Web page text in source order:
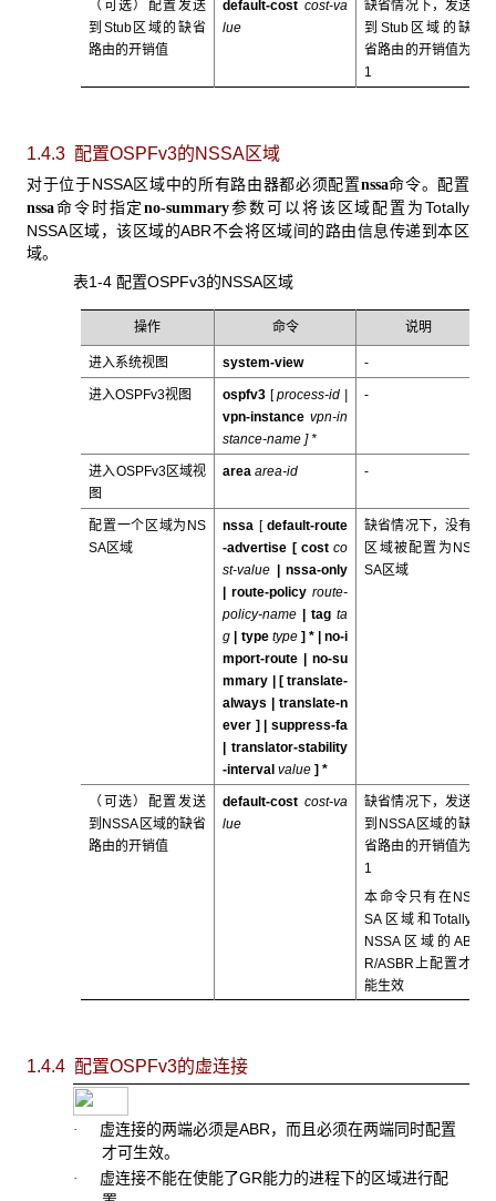
（可选）配置发送
到Stub区域的缺省
路由的开销值
default-cost cost-va
lue
缺省情况下，发送
到Stub区域的缺
省路由的开销值为
1
1.4.3 配置OSPFv3的NSSA区域
对于位于NSSA区域中的所有路由器都必须配置nssa命令。配置
nssa命令时指定no-summary参数可以将该区域配置为Totally
NSSA区域，该区域的ABR不会将区域间的路由信息传递到本区
域。
表1-4 配置OSPFv3的NSSA区域
操作 命令 说明
进入系统视图 system-view -
进入OSPFv3视图 ospfv3 [process-id |
vpn-instance vpn-in
stance-name] *
-
进入OSPFv3区域视
图
area area-id -
配置一个区域为NS
SA区域
nssa [default-route
-advertise [ cost co
st-value
nssa-only
|route-policy route-
policy-name |tag ta
g
type type] *
no-i
mport-route
no-su
mmary | [ translate-
always
translate-n
ever ] | suppress-fa
translator-stability
-intervalvalue] *
缺省情况下，没有
区域被配置为NS
SA区域
（可选）配置发送
到NSSA区域的缺省
路由的开销值
default-cost cost-va
lue
缺省情况下，发送
到NSSA区域的缺
省路由的开销值为
1
本命令只有在NS
SA区域和Totally
NSSA区域的AB
R/ASBR上配置才
能生效
1.4.4 配置OSPFv3的虚连接
· 虚连接的两端必须是ABR，而且必须在两端同时配置
才可生效。
· 虚连接不能在使能了GR能力的进程下的区域进行配